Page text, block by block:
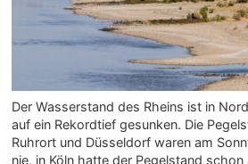
Der Wasserstand des Rheins ist in
auf ein Rekordtief gesunken. Die
Ruhrort und Düsseldorf waren am
nie, in Köln hatte der Pegelstand